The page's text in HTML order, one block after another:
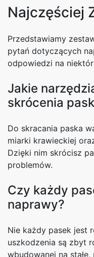
Najczęściej
Przedstawiamy
pytań dotyczących
odpowiedzi na
Jakie
skrócenia
Do skracania paska
miarki krawieckiej
Dzięki nim skrócisz
problemów.
Czy każdy
naprawy?
Nie każdy pasek jest
uszkodzenia są zbyt
wbudowanej na